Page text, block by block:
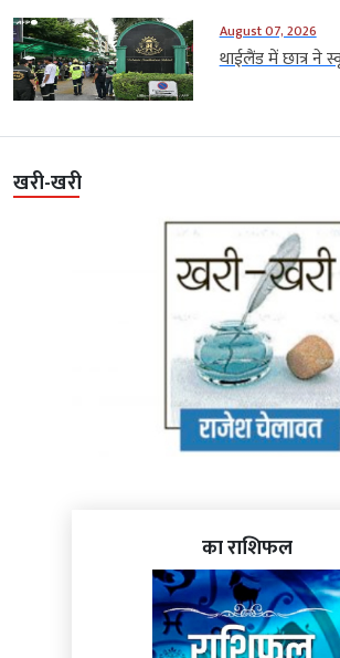
August 07, 2026
थाईलैंड में छात्र ने
खरी-खरी
का राशिफल